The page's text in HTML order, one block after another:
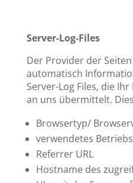
Server-Log-Files
Der Provider der
automatisch
Server-Log Files, die
an uns übermittelt.
Browsertyp/
verwendetes
Referrer URL
Hostname des